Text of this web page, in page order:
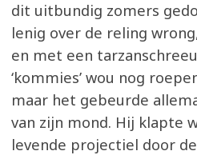
dit uitbundig zomers
lenig over de reling
en met een
‘kommies’ wou nog
maar het gebeurde
van zijn mond. Hij klapte
levende projectiel door